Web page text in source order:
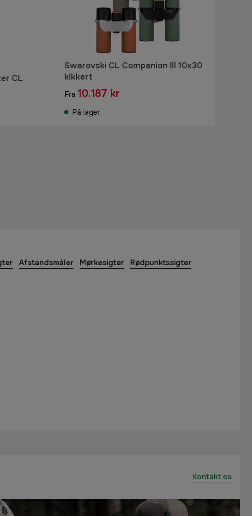
CL
Swarovski CL Companion III 10x30
kikkert
Fra 10.187 kr
På lager
Afstandsmåler Mørkesigter
Rødpunktssigter
Kontakt os